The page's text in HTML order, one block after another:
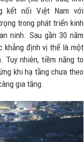
kết nối Việt Nam với
trong phát triển kinh
ninh. Sau gần 30 năm
khẳng định vị thế là một
Tuy nhiên, tiềm năng to
khi hạ tầng chưa theo
gia tăng.